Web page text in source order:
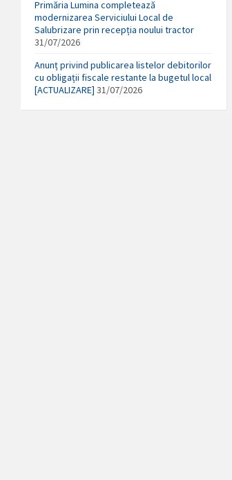
Primăria Lumina completează
modernizarea Serviciului Local de
Salubrizare prin recepția noului tractor
31/07/2026
Anunț privind publicarea listelor debitorilor
cu obligații fiscale restante la bugetul local
[ACTUALIZARE] 31/07/2026